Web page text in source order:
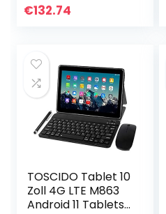
9, schwarz
€132.74
TOSCIDO Tablet 10
Zoll 4G LTE M863
Android 11 Tablets